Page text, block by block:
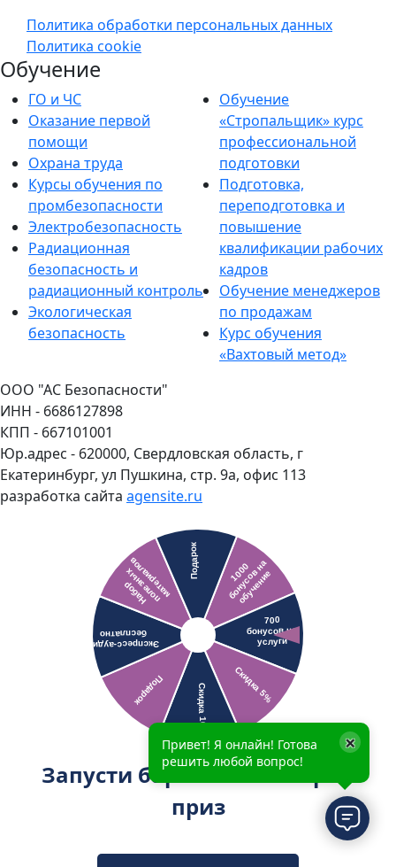
Политика обработки персональных данных
Политика cookie
Обучение
ГО и ЧС
Оказание первой
помощи
Охрана труда
Курсы обучения по
промбезопасности
Электробезопасность
Радиационная
безопасность и
радиационный контроль
Экологическая
безопасность
Обучение
«Стропальщик» курс
профессиональной
подготовки
Подготовка,
переподготовка и
повышение
квалификации рабочих
кадров
Обучение менеджеров
по продажам
Курс обучения
«Вахтовый метод»
ООО "АС Безопасности"
ИНН - 6686127898
КПП - 667101001
Юр.адрес - 620000, Свердловская область, г
Екатеринбург, ул Пушкина, стр. 9а, офис 113
разработка сайта agensite.ru
Запусти барабан и выиграй
приз
Привет! Я онлайн! Готова
решить любой вопрос!
×